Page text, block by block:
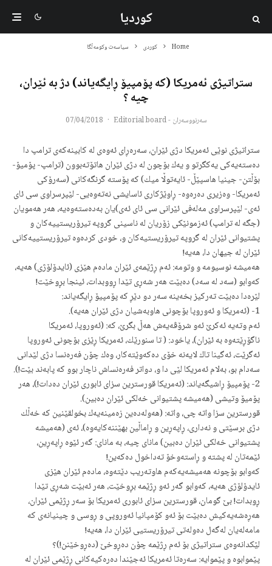
کوردیا
Home کوردی سیاسەت وکومەڵگا
ستراتیژی ئه‌مریكا (كه‌ پۆمپیۆ ڕایگه‌یاند) دژ به‌ ئێران،
چیه‌ ؟
سەرنووسەران - Editorial board ·
07/04/2018
ستراتیژی نوێی ئه‌مریكا دژی ئێران، سه‌ره‌ڕای ئه‌وه‌ی له‌ كابینه‌كه‌ی ترامپ دا
ده‌سته‌یه‌كی یه‌كگرتو و یه‌ك بۆچون له‌ دژی ئێران هاتۆته‌بوون (ترامپ- پۆمیۆ-
بۆڵتن- جینیا هاسپێڵ- ئایه‌توڵا میك) كه‌ پۆسته‌ گرنگه‌كانی (سه‌رۆكی
ئه‌مریكا- وه‌زیری ده‌ره‌وه‌- ڕاوێژكاری ئاسایشی نه‌ته‌وه‌یی- لێپرسراوی سی ئای
ئه‌ی- لێپرسراوی مه‌له‌فی ئێرانی سی ئای ئه‌ی)یان به‌ده‌سته‌وه‌یه‌، هه‌ر هه‌مویان
(جگه‌ له‌ ترامپ) ئه‌زمونێكی زۆریان له‌ ناسینی گروپه‌ تیرۆریستییه‌كان و
پشتیوانی ئێران له‌ گروپه‌ تیرۆریستیه‌كان و، خودی كرده‌وه‌ تیرۆریستییه‌كانی
ئێران له‌ جیهان دا، هه‌یه‌!
هه‌میشه‌ نوسیومه‌ و وتومه‌: ئه‌م ڕژێمه‌ی ئێران ماده‌م هێزی (ئایدۆلۆژی) هه‌یه‌،
كه‌وابو (سه‌د له‌ سه‌د) ده‌بێت هه‌ر شه‌ڕی تێدا ڕووبدات، ئینجا بڕوخێت!
لێره‌دا ده‌بێت ته‌ركیز بخه‌ینه‌ سه‌ر دو دێڕ كه‌ پۆمپیۆ ڕايگه‌یاند:
1- (ئه‌مریكا و ئه‌وروپا بۆچونی هاوبه‌شیان دژی ئێران هه‌یه‌).
ئه‌م وته‌یه‌ ئه‌كرێ ئه‌و شرۆڤه‌یه‌ش هه‌ڵ بگرێ، كه‌: (ئه‌وروپا، ئه‌مریكا
ناگۆڕێته‌وه‌ به‌ ئێران)، یاخود: ( تا سنورێك، ئه‌مریكا ڕێزی بۆچونی ئه‌وروپا
ئه‌گرێت، ئه‌گینا تاك لایه‌نه‌ خۆی ده‌كه‌وێته‌كار، وه‌ك چۆن فه‌ره‌نسا دژی لێدانی
سه‌دام بو، به‌لام ئه‌مریكا لێی دا و، دواتر فه‌ره‌نساش ناچار بوو كه‌ پابه‌ند بێت!).
2- پۆمپیۆ ڕاشیگه‌یاند: (ئه‌مریكا قورسترین سزای ئابوری ئێران ده‌دات!)، هه‌ر
پۆمیۆ وتیشی (هه‌میشه‌ پشتیوانی خه‌لكی ئێران ده‌بین).
قورسترین سزا واته‌ چی، واته:‌ (هه‌وله‌ده‌ین زه‌مینه‌یه‌ك بخولقێنین كه‌ خه‌ڵك
دژی برسێتی و نه‌داری، ڕاپه‌ڕین و ڕاماڵین بهێننه‌كایه‌وه‌)، ئه‌ی (هه‌میشه‌
پشتیوانی خه‌لكی ئێران ده‌بین) مانای چیه‌، به‌ مانای: گه‌ر ئێوه‌ ڕاپه‌ڕین،
ئێمه‌تان له‌ پشته‌ و ڕاسته‌وخۆ ته‌داخول ده‌كه‌ین!
كه‌وابو بۆچونه‌ هه‌میشه‌یه‌كه‌م هاوته‌ریب دێته‌وه‌، ماده‌م ئێران هێزی
ئایدۆلۆژی هه‌یه‌، كه‌وابو گه‌ر ئه‌و ڕژێمه‌ بڕوخێت، هه‌ر ئه‌بێت شه‌ڕی تێدا
ڕوبدات! بێ گومان، قورسترین سزای ئابوری ئه‌مریكا بۆ سه‌ر ڕژێمی ئێران،
هه‌ڕه‌شه‌یه‌كیش ده‌بێت بۆ ئه‌و كۆمپانیا ئه‌وروپی و ڕوسی و چینیانه‌ی كه‌
مامه‌له‌یان له‌گه‌ل ده‌وله‌تی تیرۆریستیی ئێران دا، هه‌یه‌!
لێكدانه‌وه‌ی ستراتیژی بۆ ئه‌م ڕژێمه‌ چۆن ده‌ڕوخێ (ده‌ڕوخێنن!)؟
پێموابوه‌ و پێموایه‌: سه‌ره‌تا ئه‌مریكا ئه‌جێندا ده‌ره‌كیه‌كانی ڕژێمی ئێران له‌